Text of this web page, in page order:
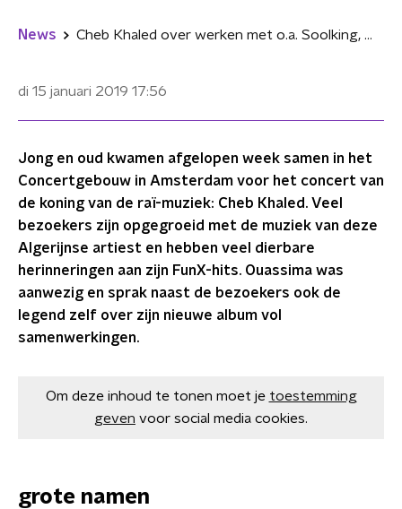
News Cheb Khaled over werken met o.a. Soolking, Maître Gims en DJ Khaled: "Dit gaat de wereld veroveren"
di 15 januari 2019 17:56
Jong en oud kwamen afgelopen week samen in het
Concertgebouw in Amsterdam voor het concert van
de koning van de raï-muziek: Cheb Khaled. Veel
bezoekers zijn opgegroeid met de muziek van deze
Algerijnse artiest en hebben veel dierbare
herinneringen aan zijn FunX-hits. Ouassima was
aanwezig en sprak naast de bezoekers ook de
legend zelf over zijn nieuwe album vol
samenwerkingen.
Om deze inhoud te tonen moet je toestemming
geven voor social media cookies.
grote namen